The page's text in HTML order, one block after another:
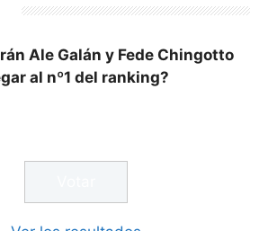
Ale Galán y Fede Chingotto
al nº1 del ranking?